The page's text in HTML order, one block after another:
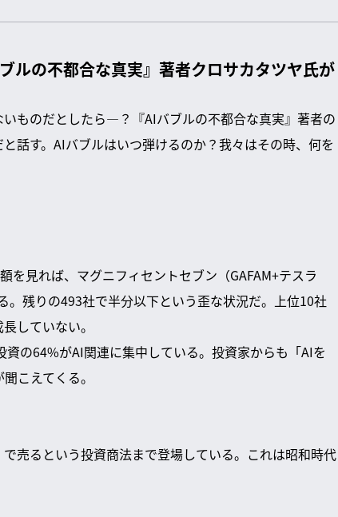
ルの不都合な真実』著者クロサカタツヤ氏が
ものだとしたら—？『AIバブルの不都合な真実』著者の
話す。AIバブルはいつ弾けるのか？我々はその時、何を
見れば、マグニフィセントセブン（GAFAM+テスラ
残りの493社で半分以下という歪な状況だ。上位10社
していない。
の64%がAI関連に集中している。投資家からも「AIを
こえてくる。
売るという投資商法まで登場している。これは昭和時代